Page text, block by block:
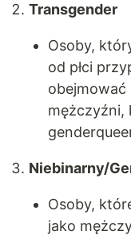
Transgender
Osoby,
od płci
obejmować
mężczyźni,
Niebinarny/
Osoby,
jako